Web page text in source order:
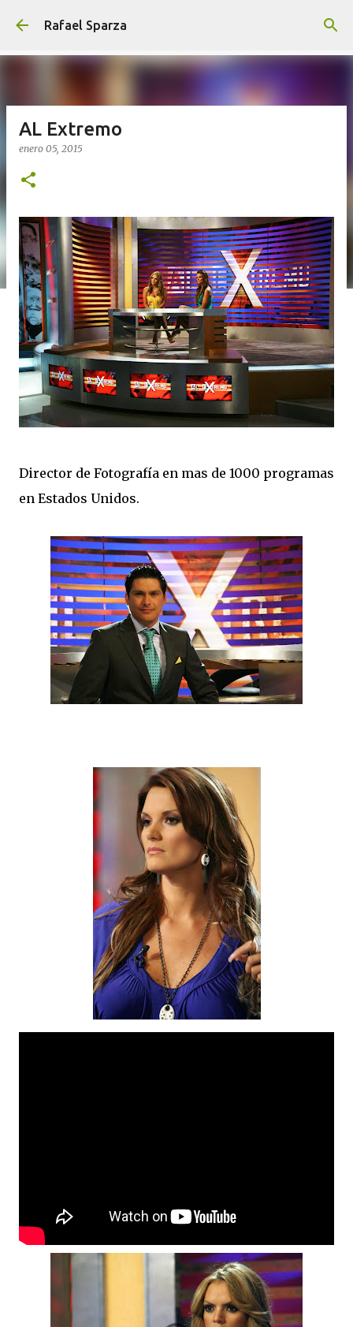
Ir al contenido principal
Rafael Sparza
AL Extremo
enero 05, 2015
Director de Fotografía en mas de 1000 programas
en Estados Unidos.